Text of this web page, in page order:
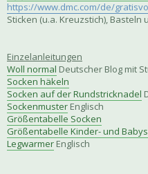
https://www.dmc.com/de/
Sticken (u.a. Kreuzstich), Basteln
Einzelanleitungen
Woll normal Deutscher Blog mit
Socken häkeln
Socken auf der Rundstricknadel
Sockenmuster Englisch
Größentabelle Socken
Größentabelle Kinder- und
Legwarmer Englisch